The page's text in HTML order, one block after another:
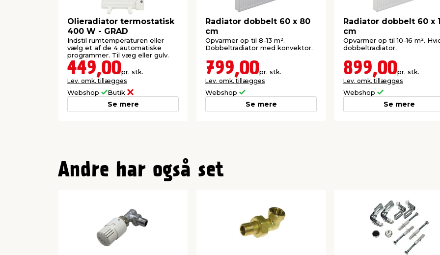
Olieradiator termostatisk
400 W - GRAD
Indstil rumtemperaturen eller
vælg et af de 4 automatiske
programmer. Til væg eller gulv.
449,00pr. stk.
Lev. omk. tillægges
Webshop Butik
Se mere
Radiator dobbelt 60 x 80
cm
Opvarmer op til 8-13 m².
Dobbeltradiator med konvektor.
799,00pr. stk.
Lev. omk. tillægges
Webshop
Se mere
Radiator dobbelt 60 x
cm
Opvarmer op til 10-16 m².
dobbeltradiator.
899,00pr. stk.
Lev. omk. tillægges
Webshop
Se mere
Andre har også set